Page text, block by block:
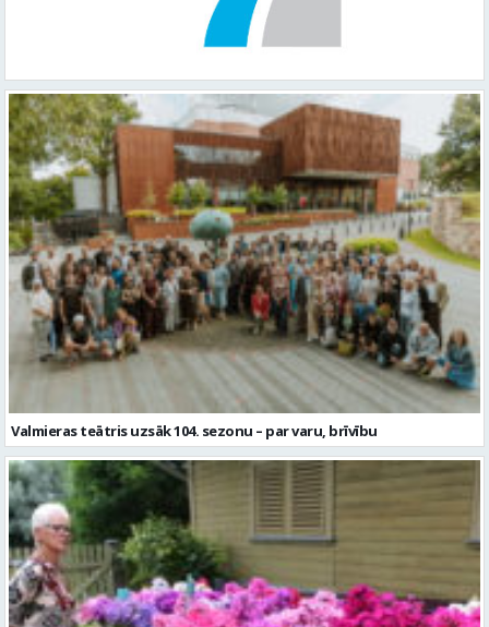
Valmieras teātris uzsāk 104. sezonu – par varu, brīvību